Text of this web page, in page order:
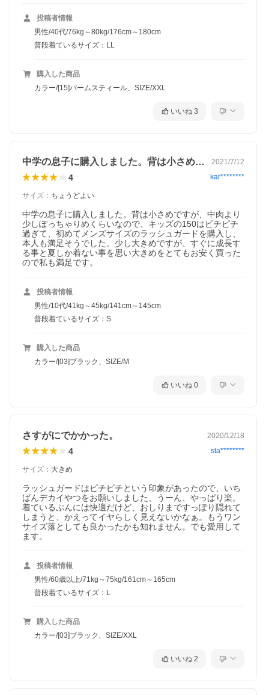
投稿者情報
男性/40代/76kg～80kg/176cm～180cm
普段着ているサイズ：LL
購入した商品
カラー/[15]パームスティール、SIZE/XXL
いいね 3
中学の息子に購入しました。背は小さめで… 2021/7/12
4 kar********
サイズ ： ちょうどよい
中学の息子に購入しました。背は小さめですが、中肉より
少しぽっちゃりめくらいなので、キッズの150はピチピチ
過ぎて、初めてメンズサイズのラッシュガードを購入し、
本人も満足そうでした。少し大きめですが、すぐに成長す
る事と夏しか着ない事を思い大きめをとてもお安く買った
ので私も満足です。
投稿者情報
男性/10代/41kg～45kg/141cm～145cm
普段着ているサイズ：S
購入した商品
カラー/[03]ブラック、SIZE/M
いいね 0
さすがにでかかった。 2020/12/18
4 sta********
サイズ ： 大きめ
ラッシュガードはピチピチという印象があったので、いち
ばんデカイやつをお願いしました、うーん、やっぱり楽。
着ているぷんには快適だけど、おしりまですっぽり隠れて
しまうと、かえってイヤらしく見えないかなぁ。もうワン
サイズ落としても良かったかも知れません。でも愛用して
ます。
投稿者情報
男性/60歳以上/71kg～75kg/161cm～165cm
普段着ているサイズ：L
購入した商品
カラー/[03]ブラック、SIZE/XXL
いいね 2